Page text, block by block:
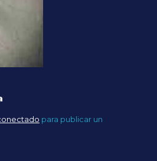
para publicar un